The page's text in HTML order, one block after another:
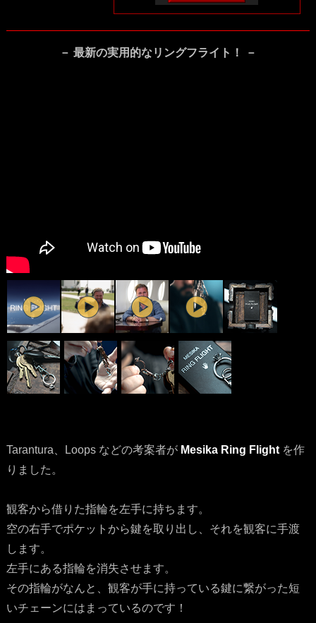
－ 最新の実用的なリングフライト！ －
Tarantura、Loops などの考案者が Mesika Ring Flight を作
りました。
観客から借りた指輪を左手に持ちます。
空の右手でポケットから鍵を取り出し、それを観客に手渡
します。
左手にある指輪を消失させます。
その指輪がなんと、観客が手に持っている鍵に繋がった短
いチェーンにはまっているのです！